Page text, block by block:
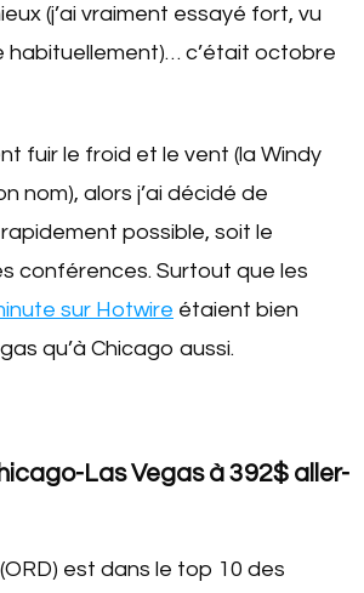
(j’ai vraiment essayé fort, vu
habituellement)… c’était octobre
fuir le froid et le vent (la Windy
nom), alors j’ai décidé de
possible, soit le
conférences. Surtout que les
sur Hotwire étaient bien
qu’à Chicago aussi.
Las Vegas à 392$ aller-
est dans le top 10 des